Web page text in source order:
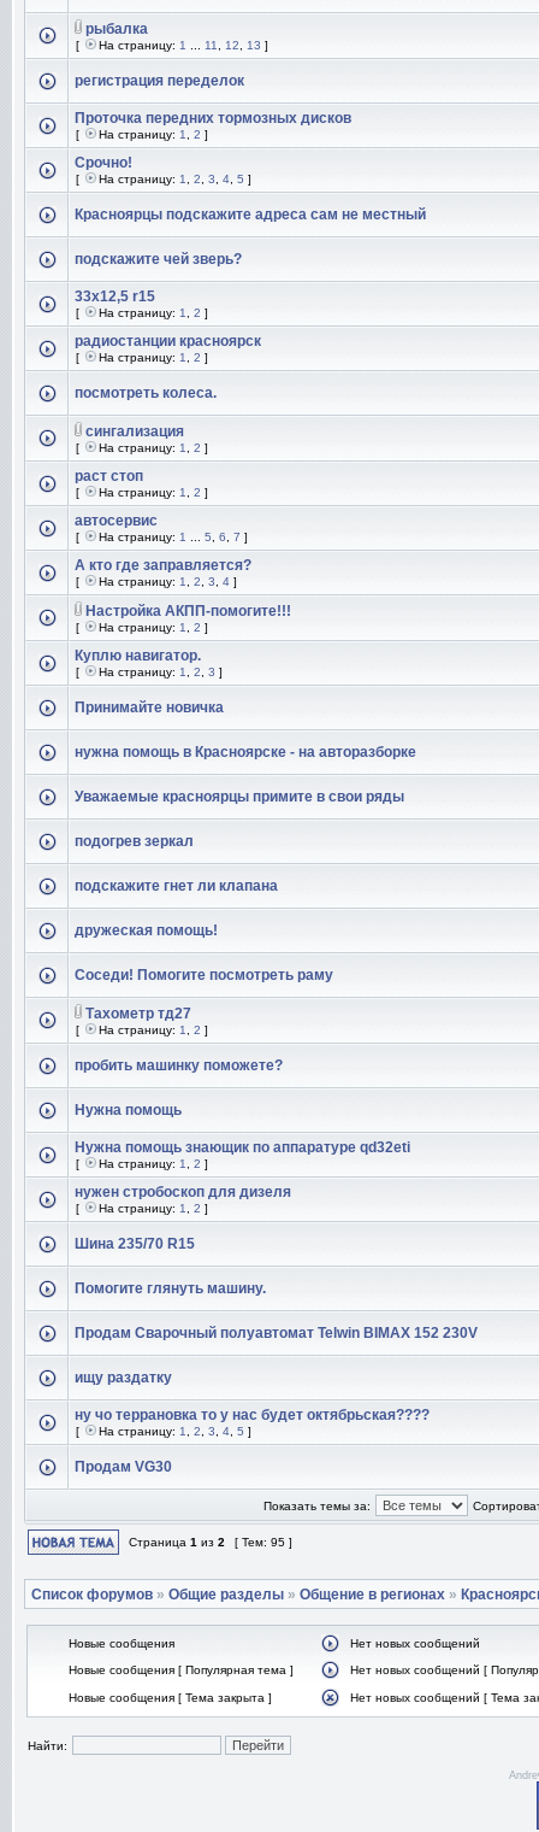
рыбалка
[ На страницу: 1 11 12 13 ]
регистрация переделок
Проточка передних тормозных дисков
[ На страницу: 1 2 ]
Срочно!
[ На страницу: 1 2 3 4 5 ]
Красноярцы подскажите адреса сам не местный
подскажите чей зверь?
33х12,5 r15
[ На страницу: 1 2 ]
радиостанции красноярск
[ На страницу: 1 2 ]
посмотреть колеса.
сингализация
[ На страницу: 1 2 ]
раст стоп
[ На страницу: 1 2 ]
автосервис
[ На страницу: 1 5 6 7 ]
А кто где заправляется?
[ На страницу: 1 2 3 4 ]
Настройка АКПП-помогите!!!
[ На страницу: 1 2 ]
Куплю навигатор.
[ На страницу: 1 2 3 ]
Принимайте новичка
нужна помощь в Красноярске - на авторазборке
Уважаемые красноярцы примите в свои ряды
подогрев зеркал
подскажите гнет ли клапана
дружеская помощь!
Соседи! Помогите посмотреть раму
Тахометр тд27
[ На страницу: 1 2 ]
пробить машинку поможете?
Нужна помощь
Нужна помощь знающик по аппаратуре qd32eti
[ На страницу: 1 2 ]
нужен стробоскоп для дизеля
[ На страницу: 1 2 ]
Шина 235/70 R15
Помогите глянуть машину.
Продам Сварочный полуавтомат Telwin BIMAX 152 230V
ищу раздатку
ну чо террановка то у нас будет октябрьская????
[ На страницу: 1 2 3 4 5 ]
Продам VG30
Показать темы за:
Страница 1 из 2 [ Тем: 95 ]
Список форумов » Общие разделы » Общение в регионах »
Новые сообщения
Нет новых сообщений
Новые сообщения [ Популярная тема ]
Нет новых сообщений [
Новые сообщения [ Тема закрыта ] Нет новых сообщений [ Тема
Найти: